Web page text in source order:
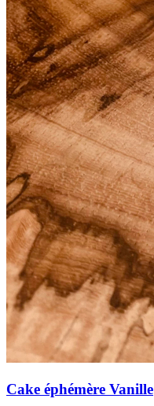
Cake éphémère Vanille